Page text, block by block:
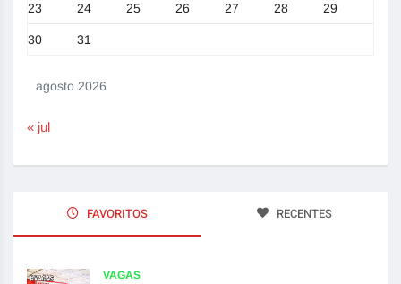
agosto 2026
23 24 25 26 27 28 29
30 31
« jul
FAVORITOS RECENTES
VAGAS